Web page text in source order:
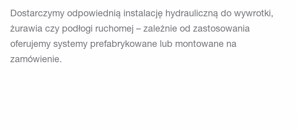
Dostarczymy odpowiednią instalację hydrauliczną do wywrotki,
żurawia czy podłogi ruchomej – zależnie od zastosowania
oferujemy systemy prefabrykowane lub montowane na
zamówienie.